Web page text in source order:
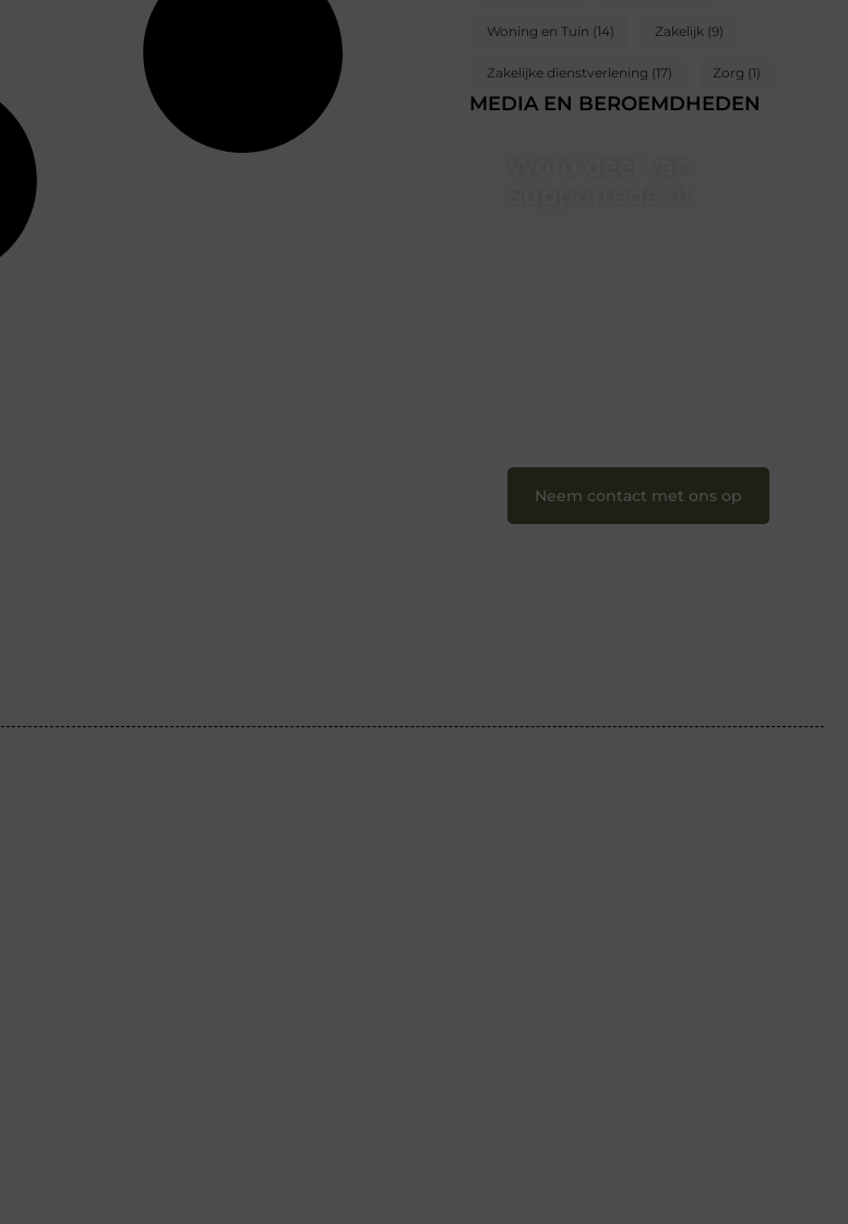
Woning en Tuin (14) Zakelijk (9)
Zakelijke dienstverlening (17) Zorg (1)
MEDIA EN BEROEMDHEDEN
Neem contact met ons op